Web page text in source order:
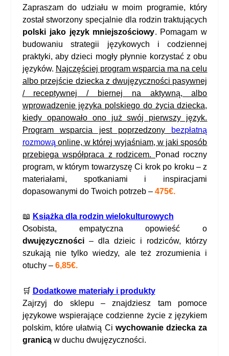
Zapraszam do udziału w moim programie, który
został stworzony specjalnie dla rodzin traktujących
polski jako język mniejszościowy. Pomagam w
budowaniu strategii językowych i codziennej
praktyki, aby dzieci mogły płynnie korzystać z obu
języków. Najczęściej program wsparcia ma na celu
albo przejście dziecka z dwujęzyczności pasywnej
/ receptywnej / biernej na aktywną, albo
wprowadzenie języka polskiego do życia dziecka,
kiedy opanowało ono już swój pierwszy język.
Program wsparcia jest poprzedzony bezpłatną
rozmową online, w której wyjaśniam, w jaki sposób
przebiega współpraca z rodzicem.
Ponad roczny
program, w którym towarzyszę Ci krok po kroku – z
materiałami, spotkaniami i inspiracjami
dopasowanymi do Twoich potrzeb – 475€.
📖 Książka dla rodzin wielokulturowych
Osobista, empatyczna opowieść o
dwujęzyczności– dla dzieic i rodziców, którzy
szukają nie tylko wiedzy, ale też zrozumienia i
otuchy – 6,85€.
🛒 Dodatkowe materiały i produkty
Zajrzyj do sklepu – znajdziesz tam pomoce
językowe wspierające codzienne życie z językiem
polskim, które ułatwią Ci wychowanie dziecka za
granicąw duchu dwujęzyczności.